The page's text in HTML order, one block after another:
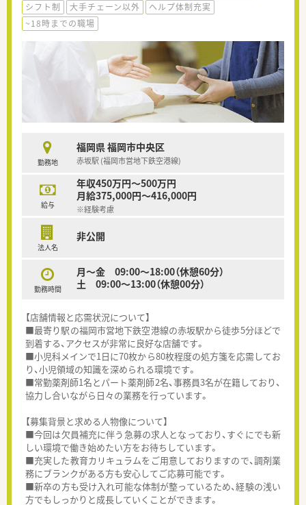
シフト制
大手チェーン以外
ヘルプ体制充実
~18時までの職場
勤務地
福岡県 福岡市中央区
赤坂駅 (福岡市営地下鉄空港線)
給与
年収450万円～500万円
月給375,000円～416,000円
※経験考慮
法人名
非公開
勤務時間
月～金 09:00～18:00（休憩60分）
土 09:00～13:00（休憩00分）
【店舗情報と応需状況について】
■最寄り駅の福岡市営地下鉄空港線の赤坂駅から徒歩5分ほどで
到着する、アクセスが非常に良好な店舗です。
■小児科メインで1日に70枚から80枚程度の処方箋を応需してお
り、小児領域の知識を深められる環境です。
■常勤薬剤師1名とパート薬剤師2名、事務員3名が在籍しており、
協力し合いながら日々の業務を行っています。
【募集背景と求める人物像について】
■今回は欠員補充に伴う急募の求人となっており、すぐにでも新
しい環境で働き始めたい方をお待ちしています。
■充実した教育カリキュラムをご用意しておりますので、調剤業
務にブランクがある方も安心してご応募可能です。
■新卒の方も受け入れ可能な体制が整っているため、経験の浅い
方でもしっかりと成長していくことができます。